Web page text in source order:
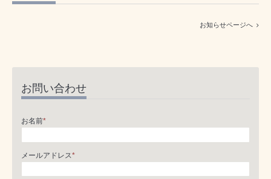
お知らせページへ
お問い合わせ
お名前*
メールアドレス*